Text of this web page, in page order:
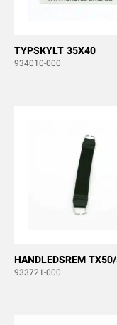
TYPSKYLT 35X40
934010-000
HANDLEDSREM
933721-000